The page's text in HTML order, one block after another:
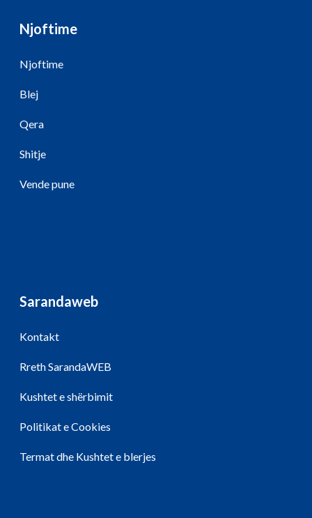
Njoftime
Njoftime
Blej
Qera
Shitje
Vende pune
Sarandaweb
Kontakt
Rreth SarandaWEB
Kushtet e shërbimit
Politikat e Cookies
Termat dhe Kushtet e blerjes